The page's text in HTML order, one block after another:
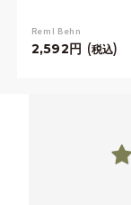
Reml Behn
2,592 税込